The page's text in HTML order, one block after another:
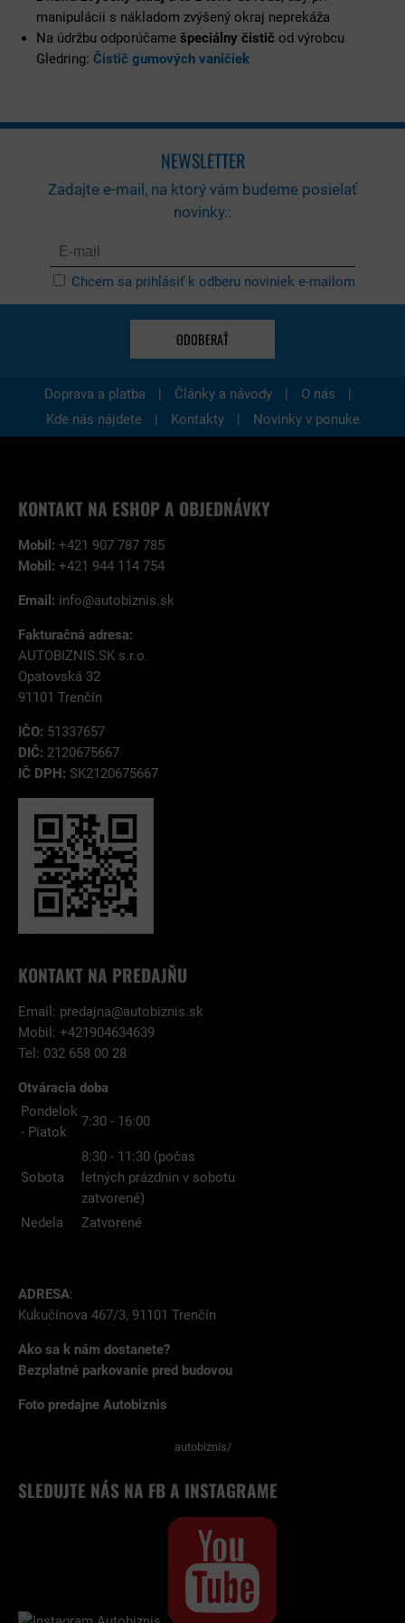
manipulácii s nákladom zvýšený okraj neprekáža
Na údržbu odporúčame špeciálny čistič od výrobcu
Gledring: Čistič gumových vaničiek
NEWSLETTER
Zadajte e-mail, na ktorý vám budeme posielať
novinky.:
Chcem sa prihlásiť k odberu noviniek e-mailom
ODOBERAŤ
Doprava a platba | Články a návody | O nás
|
Kde nás nájdete
| Kontakty | Novinky v ponuke
KONTAKT NA ESHOP A OBJEDNÁVKY
Mobil: +421 907 787 785
Mobil: +421 944 114 754
Email: info@autobiznis.sk
Fakturačná adresa:
AUTOBIZNIS.SK s.r.o.
Opatovská 32
91101 Trenčín
IČO: 51337657
DIČ: 2120675667
IČ DPH: SK2120675667
KONTAKT NA PREDAJŇU
Email: predajna@autobiznis.sk
Mobil: +421904634639
Tel: 032 658 00 28
Otváracia doba
Pondelok
- Piatok
7:30 - 16:00
Sobota
8:30 - 11:30 (počas
letných prázdnin v sobotu
zatvorené)
Nedela
Zatvorené
ADRESA:
Kukučínova 467/3, 91101 Trenčín
Ako sa k nám dostanete?
Bezplatné parkovanie pred budovou
Foto predajne Autobiznis
autobiznis/
SLEDUJTE NÁS NA FB A INSTAGRAME